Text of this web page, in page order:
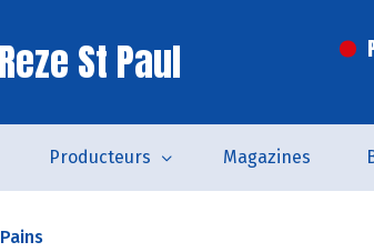
St Paul
Producteurs Magazines